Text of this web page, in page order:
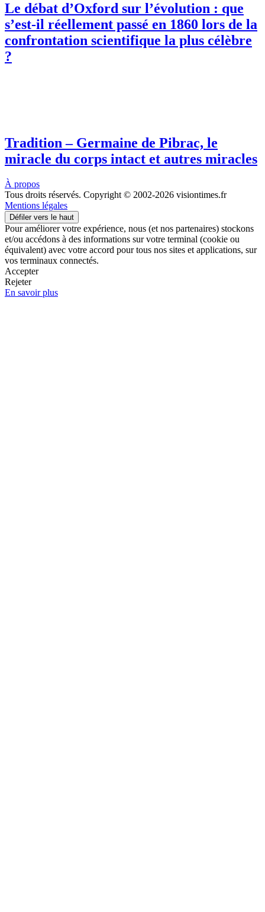
Le débat d’Oxford sur l’évolution : que
s’est-il réellement passé en 1860 lors de la
confrontation scientifique la plus célèbre
?
Tradition – Germaine de Pibrac, le
miracle du corps intact et autres miracles
À propos
Tous droits réservés. Copyright © 2002-2026 visiontimes.fr
Mentions légales
Défiler vers le haut
Pour améliorer votre expérience, nous (et nos partenaires) stockons
et/ou accédons à des informations sur votre terminal (cookie ou
équivalent) avec votre accord pour tous nos sites et applications, sur
vos terminaux connectés.
Accepter
Rejeter
En savoir plus